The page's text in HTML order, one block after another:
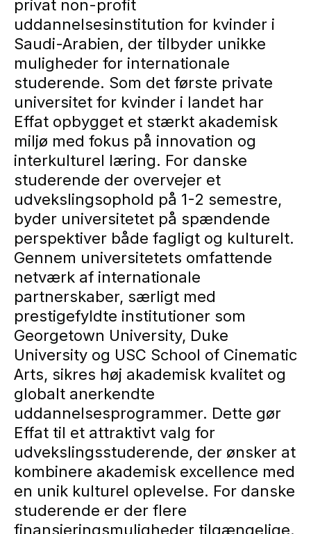
privat non-profit
uddannelsesinstitution for kvinder i
Saudi-Arabien, der tilbyder unikke
muligheder for internationale
studerende. Som det første private
universitet for kvinder i landet har
Effat opbygget et stærkt akademisk
miljø med fokus på innovation og
interkulturel læring. For danske
studerende der overvejer et
udvekslingsophold på 1-2 semestre,
byder universitetet på spændende
perspektiver både fagligt og kulturelt.
Gennem universitetets omfattende
netværk af internationale
partnerskaber, særligt med
prestigefyldte institutioner som
Georgetown University, Duke
University og USC School of Cinematic
Arts, sikres høj akademisk kvalitet og
globalt anerkendte
uddannelsesprogrammer. Dette gør
Effat til et attraktivt valg for
udvekslingsstuderende, der ønsker at
kombinere akademisk excellence med
en unik kulturel oplevelse. For danske
studerende er der flere
finansieringsmuligheder tilgængelige.